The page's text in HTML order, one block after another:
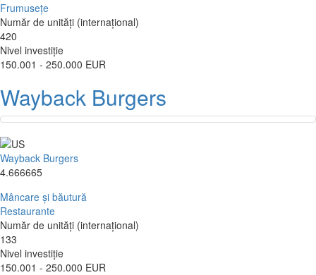
Frumusețe
Număr de unități (internațional)
420
Nivel investiție
150.001 - 250.000 EUR
Wayback Burgers
Wayback Burgers
4.666665
Mâncare și băutură
Restaurante
Număr de unități (internațional)
133
Nivel investiție
150.001 - 250.000 EUR